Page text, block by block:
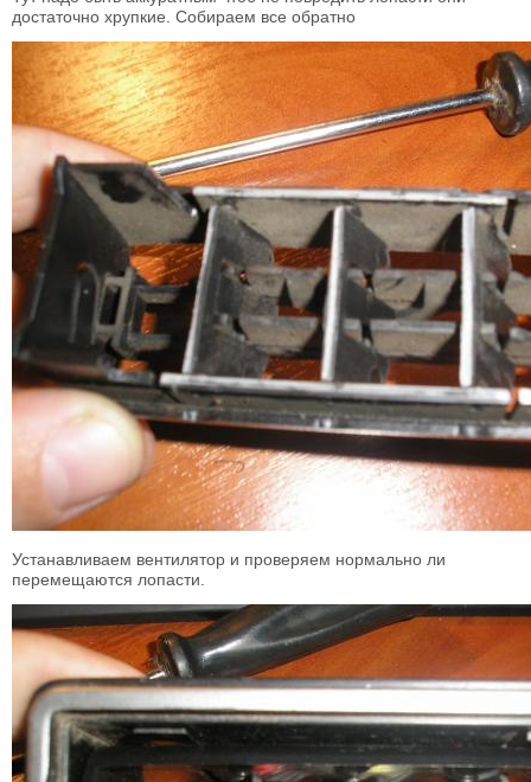
достаточно хрупкие. Собираем все обратно
Устанавливаем вентилятор и проверяем нормально ли
перемещаются лопасти.